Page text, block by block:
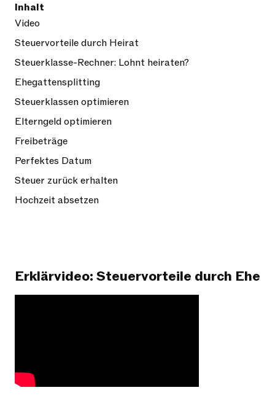
Inhalt
Video
Steuervorteile durch Heirat
Steuerklasse-Rechner: Lohnt heiraten?
Ehegattensplitting
Steuerklassen optimieren
Elterngeld optimieren
Freibeträge
Perfektes Datum
Steuer zurück erhalten
Hochzeit absetzen
Erklärvideo: Steuervorteile durch Ehe